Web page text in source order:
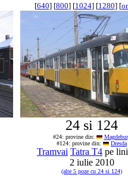
[640] [800] [1024] [1280] [
24 si 124
#24: provine din:
#124: provine din:
Dresda
Tramvai Tatra T4 pe
2 iulie 2010
(alte 5 poze cu 24 si 124)